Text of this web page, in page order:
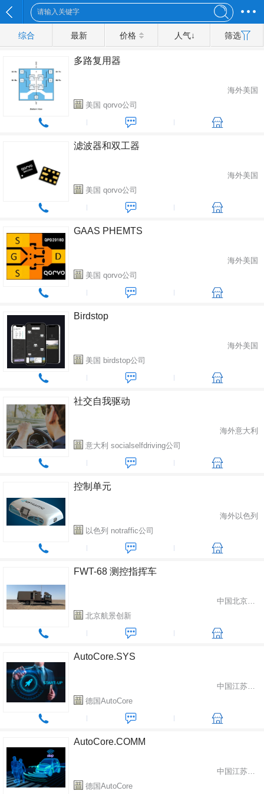
综合 最新 价格 人气↓ 筛选
多路复用器
海外美国
美国 qorvo公司
滤波器和双工器
海外美国
美国 qorvo公司
GAAS PHEMTS
海外美国
美国 qorvo公司
Birdstop
海外美国
美国 birdstop公司
社交自我驱动
海外意大利
意大利 socialselfdriving公司
控制单元
海外以色列
以色列 notraffic公司
FWT-68 测控指挥车
中国北京市房山区
北京航景创新
AutoCore.SYS
中国江苏省南京市
德国AutoCore
AutoCore.COMM
中国江苏省南京市
德国AutoCore